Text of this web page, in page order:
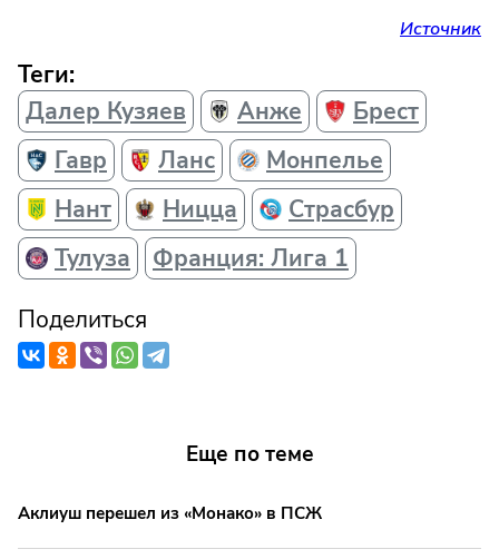
Источник
Теги:
Далер Кузяев
Анже
Брест
Гавр
Ланс
Монпелье
Нант
Ницца
Страсбур
Тулуза
Франция: Лига 1
Поделиться
Еще по теме
Аклиуш перешел из «Монако» в ПСЖ